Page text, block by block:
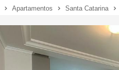
Apartamentos Santa Catarina